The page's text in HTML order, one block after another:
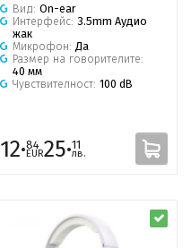
Вид: On-ear
Интерфейс: 3.5mm Аудио
жак
Микрофон: Да
Размер на говорителите:
40 мм
Чувствителност: 100 dB
12·84
EUR25·11
лв.